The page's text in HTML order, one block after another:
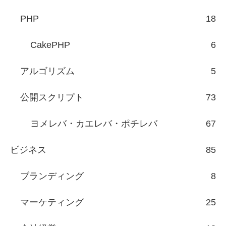
PHP 18
CakePHP 6
アルゴリズム 5
公開スクリプト 73
ヨメレバ・カエレバ・ポチレバ 67
ビジネス 85
ブランディング 8
マーケティング 25